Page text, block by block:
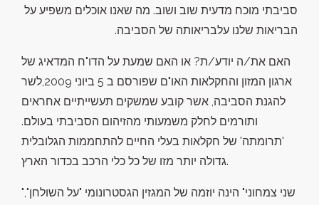
סביבתי מוכח מדעית שוב ושוב. מה שאנו אוכלים משפיע על
הבריאות שלנו עלבריאותה של הסביבה.
האם את/ה יודע/ת? או האם שמעת על הדו"ח המדאיג של
ארגון המזון והחקלאות האו"ם שפורסם ב 5 ביוני 2009,לשר
להגנת הסביבה, אשר קובע שמשקים תעשייתיים אחראים
ותורמים לחלק משמעותי מהזיהום הסביבתי בעולם.
'תרומתה' של חקלאות בעלי החיים להתחממות הגלובלית
גדולה יותר מזו של כל כלי הרכב בכדור הארץ.
"שני צמחוני" הינה יוזמה של המגזין הגסטרונומי "על השולחן",